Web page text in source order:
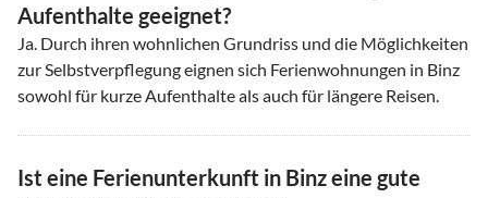
Aufenthalte geeignet?
Ja. Durch ihren wohnlichen Grundriss und die Möglichkeiten
zur Selbstverpflegung eignen sich Ferienwohnungen in Binz
sowohl für kurze Aufenthalte als auch für längere Reisen.
Ist eine Ferienunterkunft in Binz eine gute